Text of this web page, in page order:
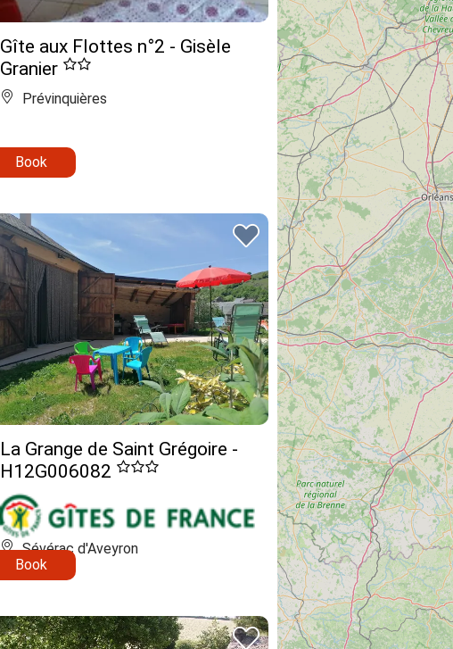
Gîte aux Flottes n°2 - Gisèle
Granier
Prévinquières
Book
La Grange de Saint Grégoire -
H12G006082
Sévérac d'Aveyron
Book